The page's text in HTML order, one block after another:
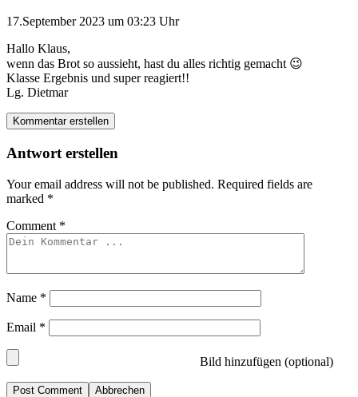
17.September 2023 um 03:23 Uhr
Hallo Klaus,
wenn das Brot so aussieht, hast du alles richtig gemacht 😉
Klasse Ergebnis und super reagiert!!
Lg. Dietmar
Kommentar erstellen
Antwort erstellen
Your email address will not be published. Required fields are
marked *
Comment *
Name *
Email *
Bild hinzufügen (optional)
Abbrechen